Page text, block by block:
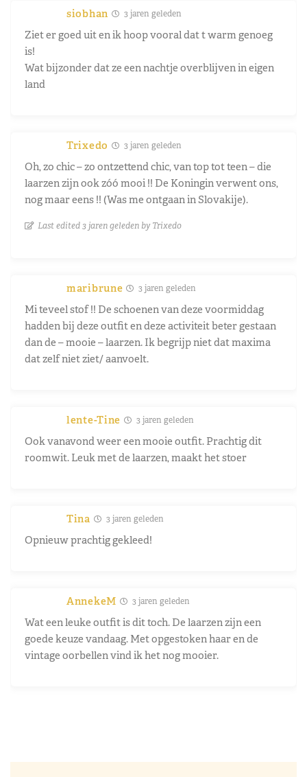
siobhan 3 jaren geleden
Ziet er goed uit en ik hoop vooral dat t warm genoeg
is!
Wat bijzonder dat ze een nachtje overblijven in eigen
land
Trixedo 3 jaren geleden
Oh, zo chic – zo ontzettend chic, van top tot teen – die
laarzen zijn ook zóó mooi !! De Koningin verwent ons,
nog maar eens !! (Was me ontgaan in Slovakije).
Last edited 3 jaren geleden by Trixedo
maribrune 3 jaren geleden
Mi teveel stof !! De schoenen van deze voormiddag
hadden bij deze outfit en deze activiteit beter gestaan
dan de – mooie – laarzen. Ik begrijp niet dat maxima
dat zelf niet ziet/ aanvoelt.
lente-Tine 3 jaren geleden
Ook vanavond weer een mooie outfit. Prachtig dit
roomwit. Leuk met de laarzen, maakt het stoer
Tina 3 jaren geleden
Opnieuw prachtig gekleed!
AnnekeM 3 jaren geleden
Wat een leuke outfit is dit toch. De laarzen zijn een
goede keuze vandaag. Met opgestoken haar en de
vintage oorbellen vind ik het nog mooier.